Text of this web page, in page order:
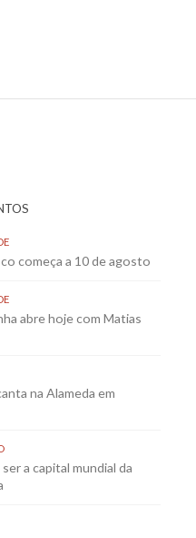
começa a 10 de agosto
abre hoje com Matias
na Alameda em
a capital mundial da